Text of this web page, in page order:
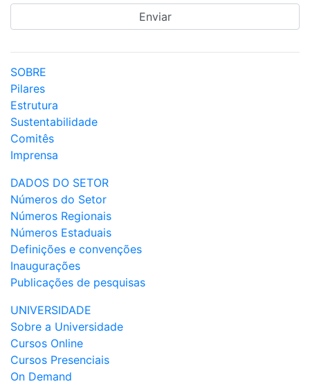
SOBRE
Pilares
Estrutura
Sustentabilidade
Comitês
Imprensa
DADOS DO SETOR
Números do Setor
Números Regionais
Números Estaduais
Definições e convenções
Inaugurações
Publicações de pesquisas
UNIVERSIDADE
Sobre a Universidade
Cursos Online
Cursos Presenciais
On Demand